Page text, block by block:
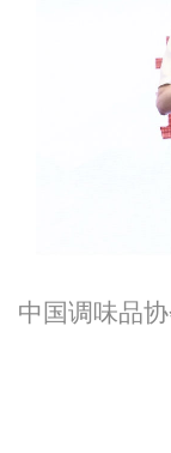
中国调味品